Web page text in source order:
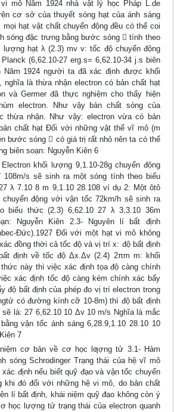
mô Năm 1924 nhà vật lý học Pháp L.de
cơ sở của thuyết sóng hạt của ánh sáng
mọi hạt vật chất chuyển động đều có thể coi
sóng đặc trưng bằng bước sóng  tính theo
lượng hạt λ (2.3) mv v: tốc độ chuyển động
(6,62.10-27 erg.s= 6,62.10-34 j.s biên
Năm 1924 người ta đã xác định được khối
nghĩa là thừa nhận electron có bản chất hạt
và Germer đã thực nghiệm cho thấy hiện
electron. Như vậy bản chất sóng của
thừa nhận. Như vậy: electron vừa có bản
chất hạt Đối với những vật thể vĩ mô (m
bước sóng  có giá trị rất nhỏ nên ta có thể
biên soạn: Nguyễn Kiên 6
khối lượng 9,1.10-28g chuyển động
s sẽ sinh ra một sóng tính theo biểu
λ 7.10 8 m 9,1.10 28.108 ví dụ 2: Một ôtô
chuyển động với vận tốc 72km/h sẽ sinh ra
biểu thức (2.3) 6,62.10 27 λ 3,3.10 36m
Nguyễn Kiên 2.3- Nguyên lí bất định
Đức).1927 Đối với một hạt vi mô không
đồng thời cả tốc độ và vị trí x: độ bất định
định về tốc độ Δx.Δv (2.4) 2πm m: khối
này thì việc xác định tọa độ càng chính
xác định tốc độ càng kém chính xác bấy
độ bất định của phép đo vị trí electron trong
có đường kính cỡ 10-8m) thì độ bất định
sẽ là: 27 6,62.10 10 Δv 10 m/s Nghĩa là mắc
vận tốc ánh sáng 6,28.9,1.10 28.10 10
7
niệm cơ bản về cơ học lƣợng tử 3.1- Hàm
sóng Schrodinger Trạng thái của hệ vĩ mô
định nếu biết quỹ đạo và vận tốc chuyển
khi đó đối với những hệ vi mô, do bản chất
lí bất định, khái niệm quỹ đạo không còn ý
học lượng tử trạng thái của electron quanh